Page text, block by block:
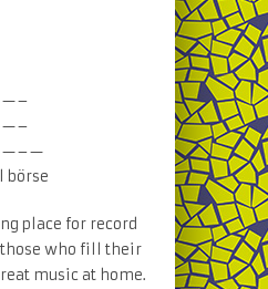
—
börse
place for record
who fill their
music at home.